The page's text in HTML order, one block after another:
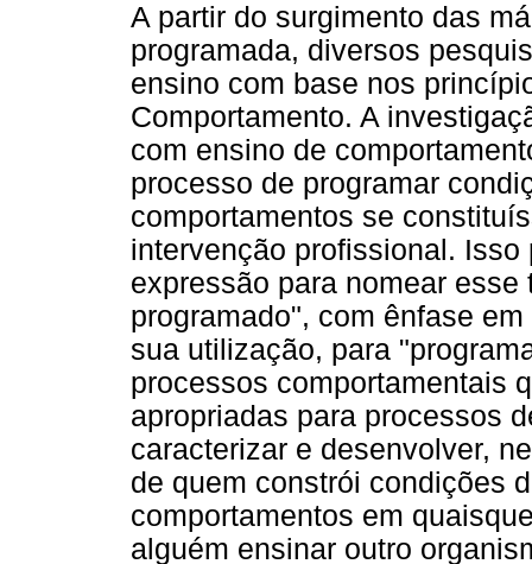
A partir do surgimento das
programada, diversos
ensino com base nos
Comportamento. A
com ensino de
processo de programar
comportamentos se
intervenção profissional.
expressão para nomear
programado", com ênfase
sua utilização, para
processos comportamentais
apropriadas para processos
caracterizar e desenvolver,
de quem constrói condições
comportamentos em
alguém ensinar outro